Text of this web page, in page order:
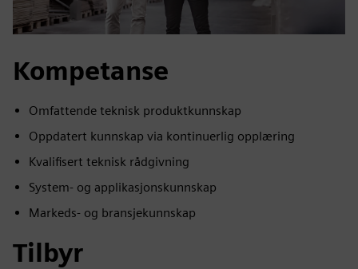
Kompetanse
Omfattende teknisk produktkunnskap
Oppdatert kunnskap via kontinuerlig opplæring
Kvalifisert teknisk rådgivning
System- og applikasjonskunnskap
Markeds- og bransjekunnskap
Tilbyr